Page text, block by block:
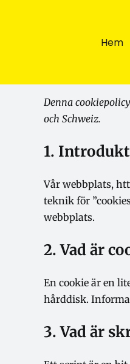
Hem
Denna
och Schweiz.
1.
Vår webbplats,
teknik för
webbplats.
2. Vad är
En cookie är en
hårddisk.
3. Vad är